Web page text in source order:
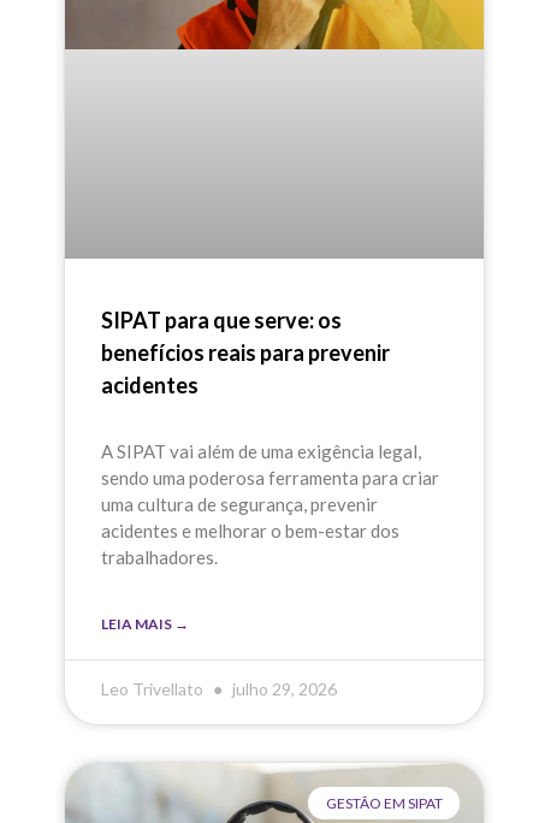
SIPAT para que serve: os
benefícios reais para prevenir
acidentes
A SIPAT vai além de uma exigência legal,
sendo uma poderosa ferramenta para criar
uma cultura de segurança, prevenir
acidentes e melhorar o bem-estar dos
trabalhadores.
LEIA MAIS →
Leo Trivellato julho 29, 2026
GESTÃO EM SIPAT